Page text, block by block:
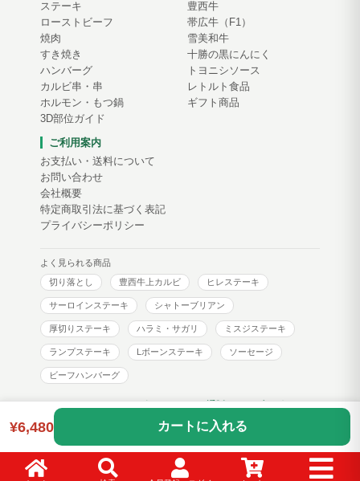
ステーキ
ローストビーフ
焼肉
すき焼き
ハンバーグ
カルビ串・串
ホルモン・もつ鍋
3D部位ガイド
豊西牛
帯広牛（F1）
雪美和牛
十勝の黒にんにく
トヨニシソース
レトルト食品
ギフト商品
ご利用案内
お支払い・送料について
お問い合わせ
会社概要
特定商取引法に基づく表記
プライバシーポリシー
よく見られる商品
切り落とし
豊西牛上カルビ ヒレステーキ
サーロインステーキ シャトーブリアン
厚切りステーキ ハラミ・サガリ ミスジステーキ
ランプステーキ Lボーンステーキ ソーセージ
ビーフハンバーグ
トヨニシファーム コーポレートサイト通販サイトブログ
Copyright © toyonishi farm. All Rights Reserved.
¥6,480 カートに入れる